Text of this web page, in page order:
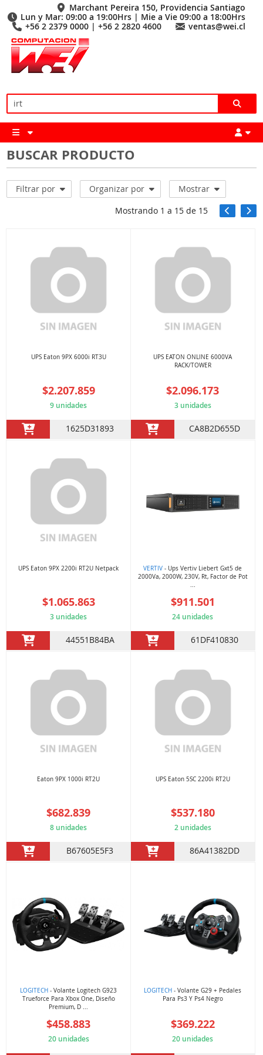
Marchant Pereira 150, Providencia Santiago
Lun y Mar: 09:00 a 19:00Hrs | Mie a Vie 09:00 a 18:00Hrs
+56 2 2379 0000 | +56 2 2820 4600
ventas@wei.cl
BUSCAR PRODUCTO
Filtrar por Organizar por
Mostrar
Mostrando 1 a 15de 15
UPS Eaton 9PX 6000i RT3U
$2.207.859
9 unidades
1625D31893
UPS EATON ONLINE 6000VA
RACK/TOWER
$2.096.173
3 unidades
CA8B2D655D
UPS Eaton 9PX 2200i RT2U Netpack
$1.065.863
3 unidades
44551B84BA
VERTIV - Ups Vertiv Liebert Gxt5 de
2000Va, 2000W, 230V, Rt, Factor de Pot
$911.501
24 unidades
61DF410830
Eaton 9PX 1000i RT2U
$682.839
8 unidades
B67605E5F3
UPS Eaton 5SC 2200i RT2U
$537.180
2 unidades
86A41382DD
LOGITECH - Volante Logitech G923
Trueforce Para Xbox One, Diseño
Premium, D ...
$458.883
20 unidades
LOGITECH - Volante G29 + Pedales
Para Ps3 Y Ps4 Negro
$369.222
20 unidades